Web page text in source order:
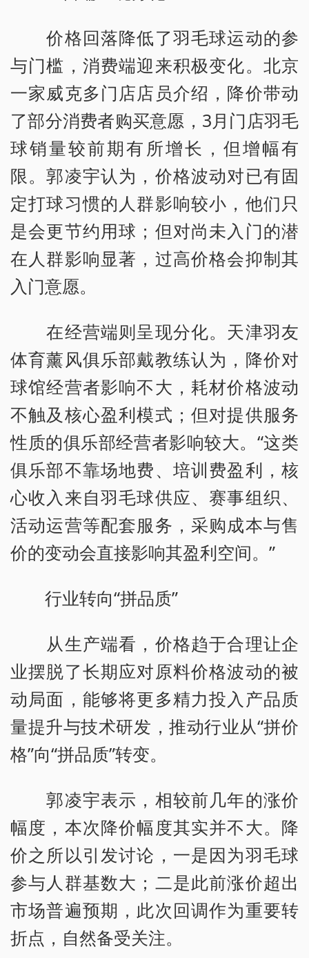
价格回落降低了羽毛球运动的参
与门槛，消费端迎来积极变化。北京
一家威克多门店店员介绍，降价带动
了部分消费者购买意愿，3月门店羽毛
球销量较前期有所增长，但增幅有
限。郭凌宇认为，价格波动对已有固
定打球习惯的人群影响较小，他们只
是会更节约用球；但对尚未入门的潜
在人群影响显著，过高价格会抑制其
入门意愿。
在经营端则呈现分化。天津羽友
体育薰风俱乐部戴教练认为，降价对
球馆经营者影响不大，耗材价格波动
不触及核心盈利模式；但对提供服务
性质的俱乐部经营者影响较大。“这类
俱乐部不靠场地费、培训费盈利，核
心收入来自羽毛球供应、赛事组织、
活动运营等配套服务，采购成本与售
价的变动会直接影响其盈利空间。”
行业转向“拼品质”
从生产端看，价格趋于合理让企
业摆脱了长期应对原料价格波动的被
动局面，能够将更多精力投入产品质
量提升与技术研发，推动行业从“拼价
格”向“拼品质”转变。
郭凌宇表示，相较前几年的涨价
幅度，本次降价幅度其实并不大。降
价之所以引发讨论，一是因为羽毛球
参与人群基数大；二是此前涨价超出
市场普遍预期，此次回调作为重要转
折点，自然备受关注。